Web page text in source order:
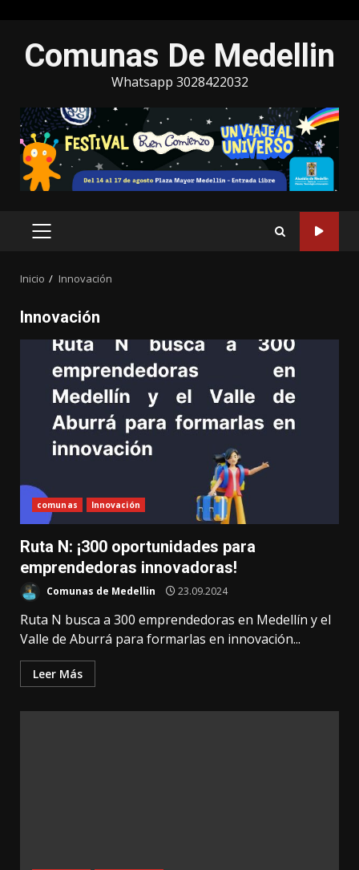
contenido
Comunas De Medellin
Whatsapp 3028422032
MENÚ
Inicio Innovación
Innovación
comunas Innovación
Ruta N: ¡300 oportunidades para
emprendedoras innovadoras!
Comunas de Medellin 23.09.2024
Ruta N busca a 300 emprendedoras en Medellín y el
Valle de Aburrá para formarlas en innovación...
Leer Más